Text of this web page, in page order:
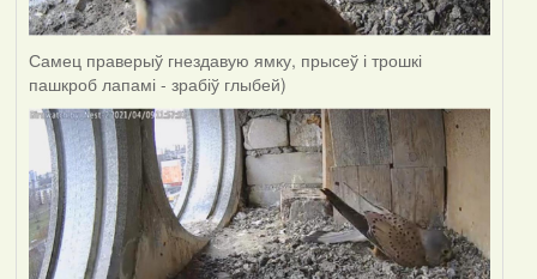
Самец праверыў гнездавую ямку, прысеў і трошкі
пашкроб лапамі - зрабіў глыбей)